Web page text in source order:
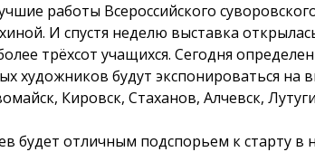
работы Всероссийского суворовского
И спустя неделю выставка
трёхсот учащихся. Сегодня
художников будут экспонироваться на
Кировск, Стаханов, Алчевск,
отличным подспорьем к старту в